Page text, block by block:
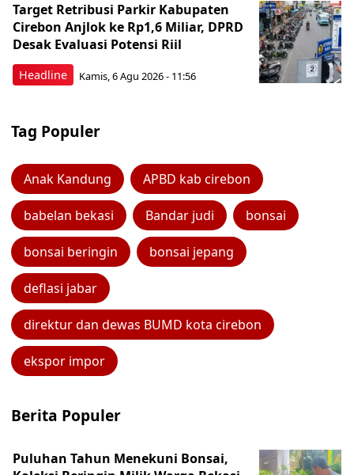
Headline
Target Retribusi Parkir Kabupaten
Cirebon Anjlok ke Rp1,6 Miliar, DPRD
Desak Evaluasi Potensi Riil
Kamis, 6 Agu 2026 - 11:56
Tag Populer
Anak Kandung APBD kab cirebon
babelan bekasi Bandar judi bonsai
bonsai beringin bonsai jepang
deflasi jabar
direktur dan dewas BUMD kota cirebon
ekspor impor
Berita Populer
Puluhan Tahun Menekuni Bonsai,